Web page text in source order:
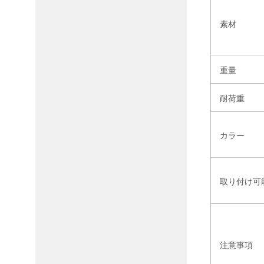
素材
重量
耐荷重
カラー
取り付け可
注意事項